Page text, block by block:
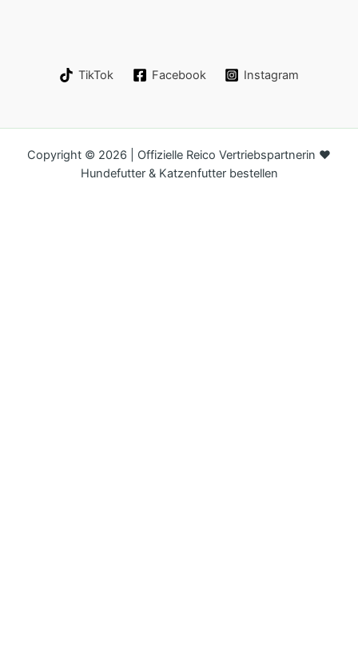
TikTok Facebook Instagram
Copyright © 2026 | Offizielle Reico Vertriebspartnerin ❤️
Hundefutter & Katzenfutter bestellen